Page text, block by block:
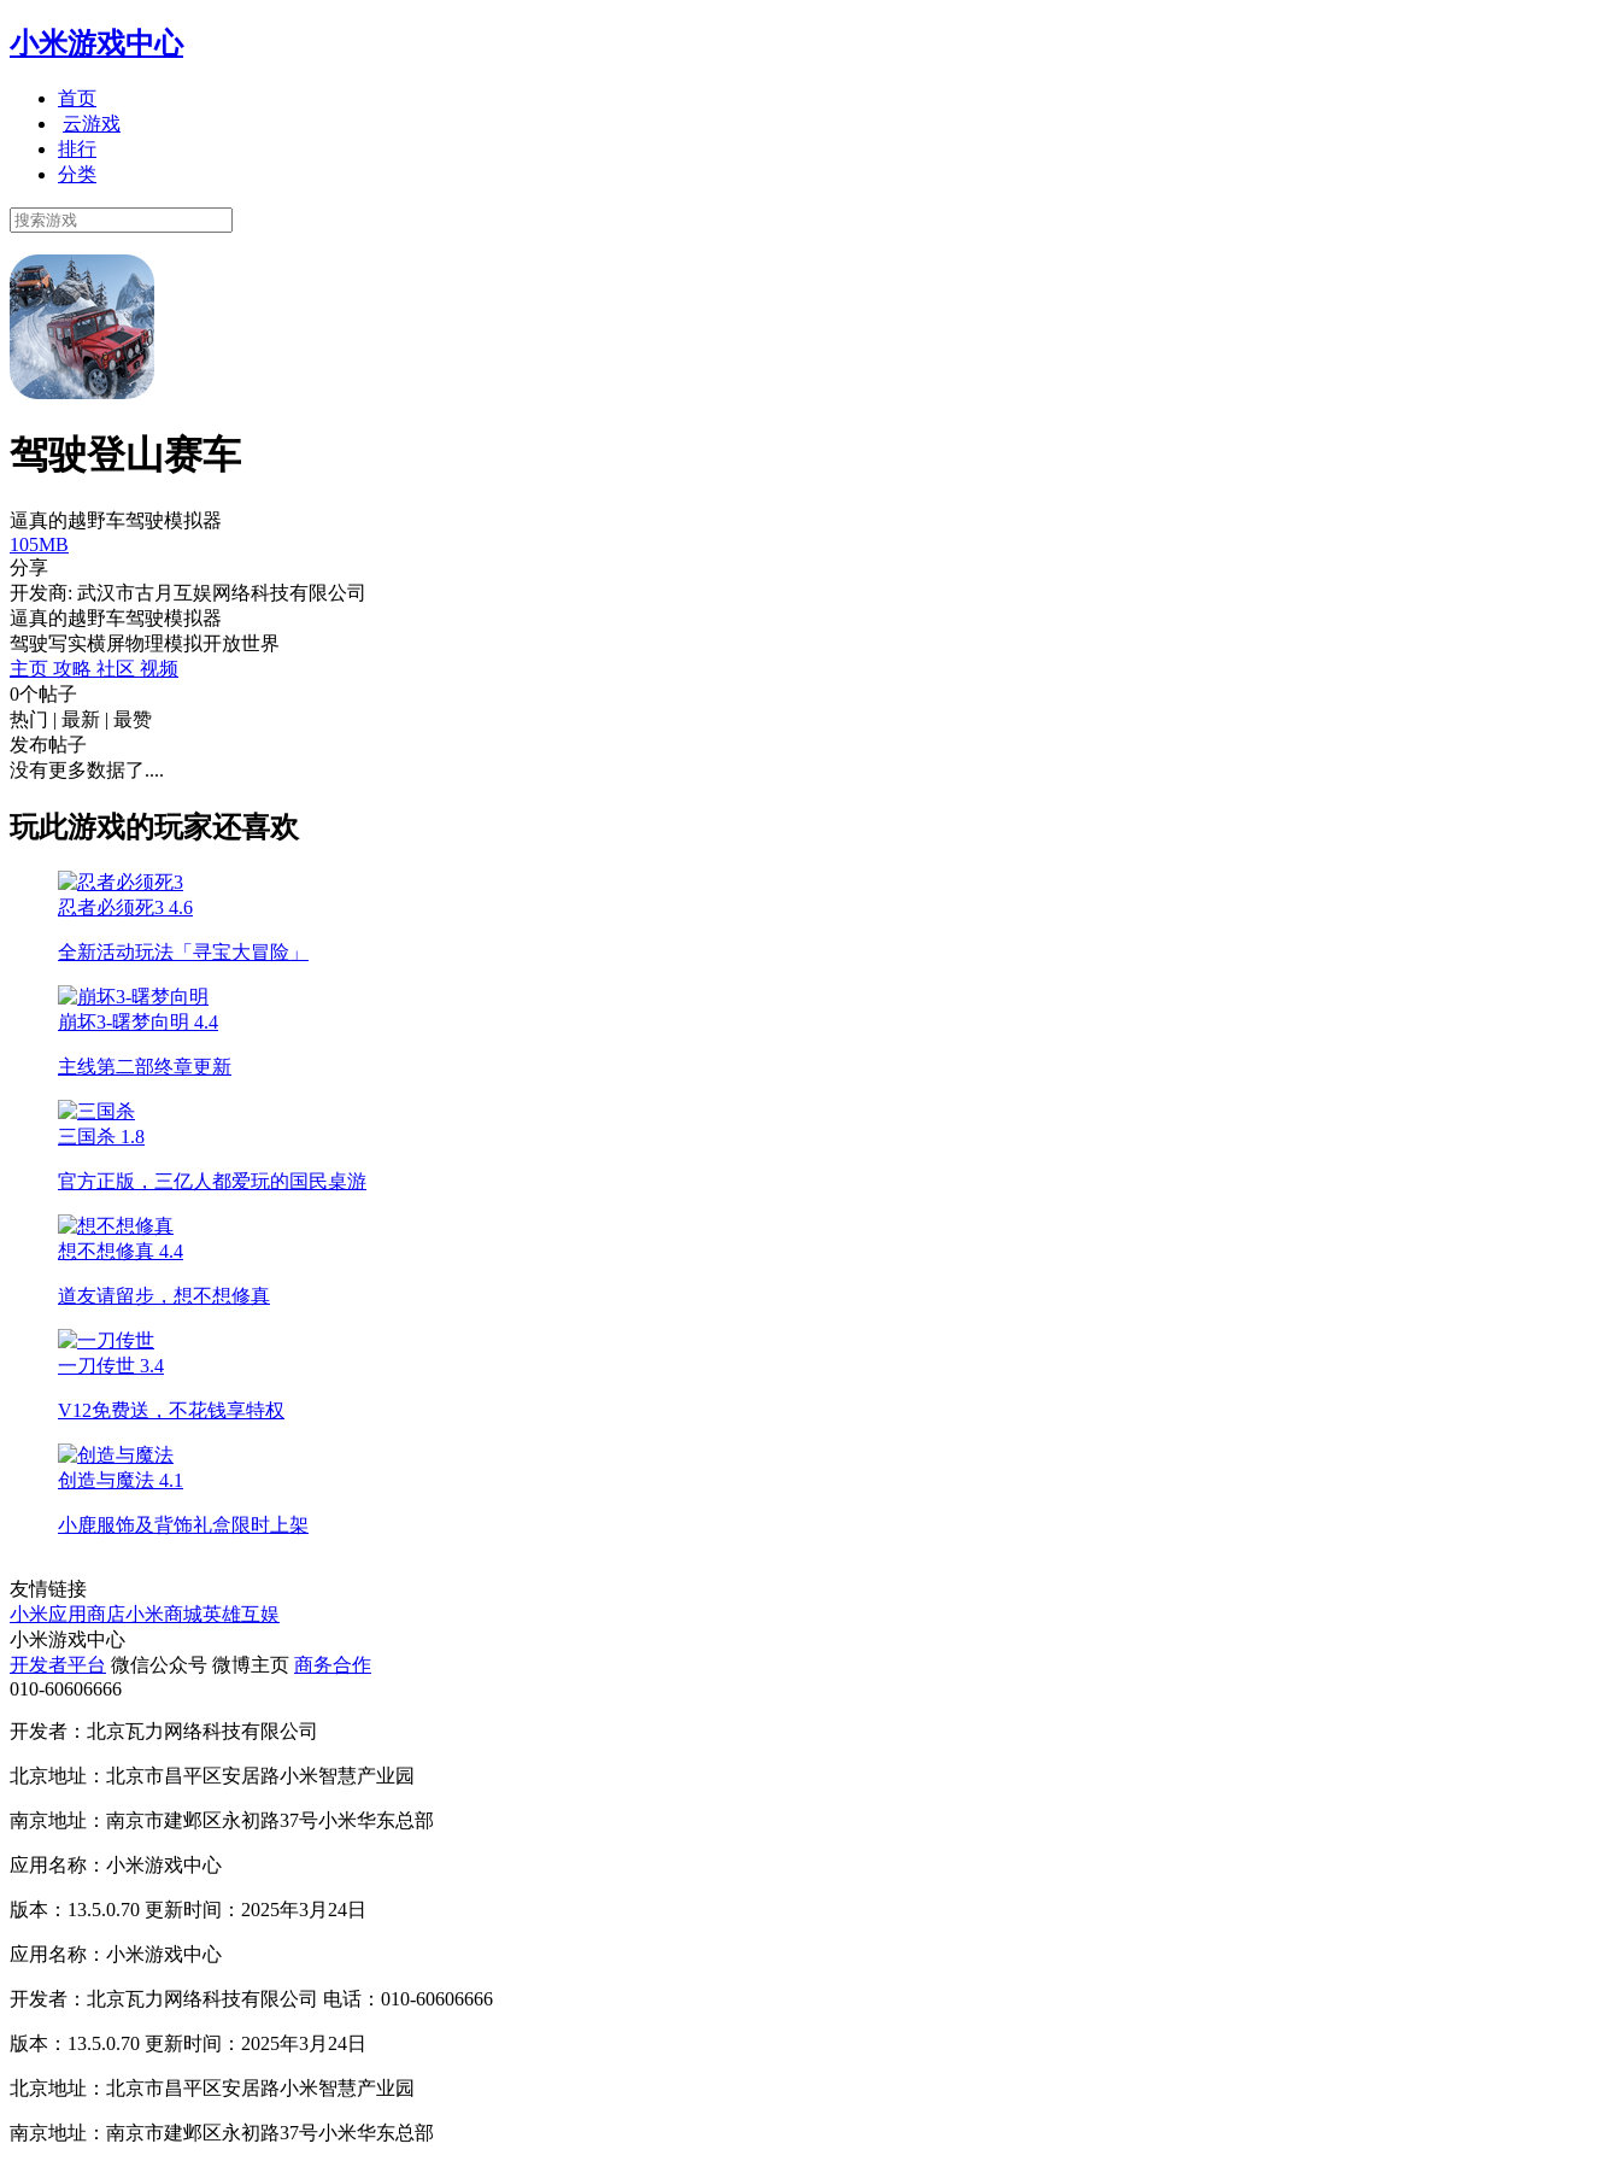
小米游戏中心
首页
云游戏
排行
分类
驾驶登山赛车
逼真的越野车驾驶模拟器
105MB
分享
开发商: 武汉市古月互娱网络科技有限公司
逼真的越野车驾驶模拟器
驾驶写实横屏物理模拟开放世界
主页 攻略 社区 视频
0个帖子
热门 | 最新 | 最赞
发布帖子
没有更多数据了....
玩此游戏的玩家还喜欢
忍者必须死3 4.6
全新活动玩法「寻宝大冒险」
崩坏3-曙梦向明 4.4
主线第二部终章更新
三国杀 1.8
官方正版，三亿人都爱玩的国民桌游
想不想修真 4.4
道友请留步，想不想修真
一刀传世 3.4
V12免费送，不花钱享特权
创造与魔法 4.1
小鹿服饰及背饰礼盒限时上架
友情链接
小米应用商店小米商城英雄互娱
小米游戏中心
开发者平台 微信公众号 微博主页 商务合作
010-60606666
开发者：北京瓦力网络科技有限公司
北京地址：北京市昌平区安居路小米智慧产业园
南京地址：南京市建邺区永初路37号小米华东总部
应用名称：小米游戏中心
版本：13.5.0.70 更新时间：2025年3月24日
应用名称：小米游戏中心
开发者：北京瓦力网络科技有限公司 电话：010-60606666
版本：13.5.0.70 更新时间：2025年3月24日
北京地址：北京市昌平区安居路小米智慧产业园
南京地址：南京市建邺区永初路37号小米华东总部